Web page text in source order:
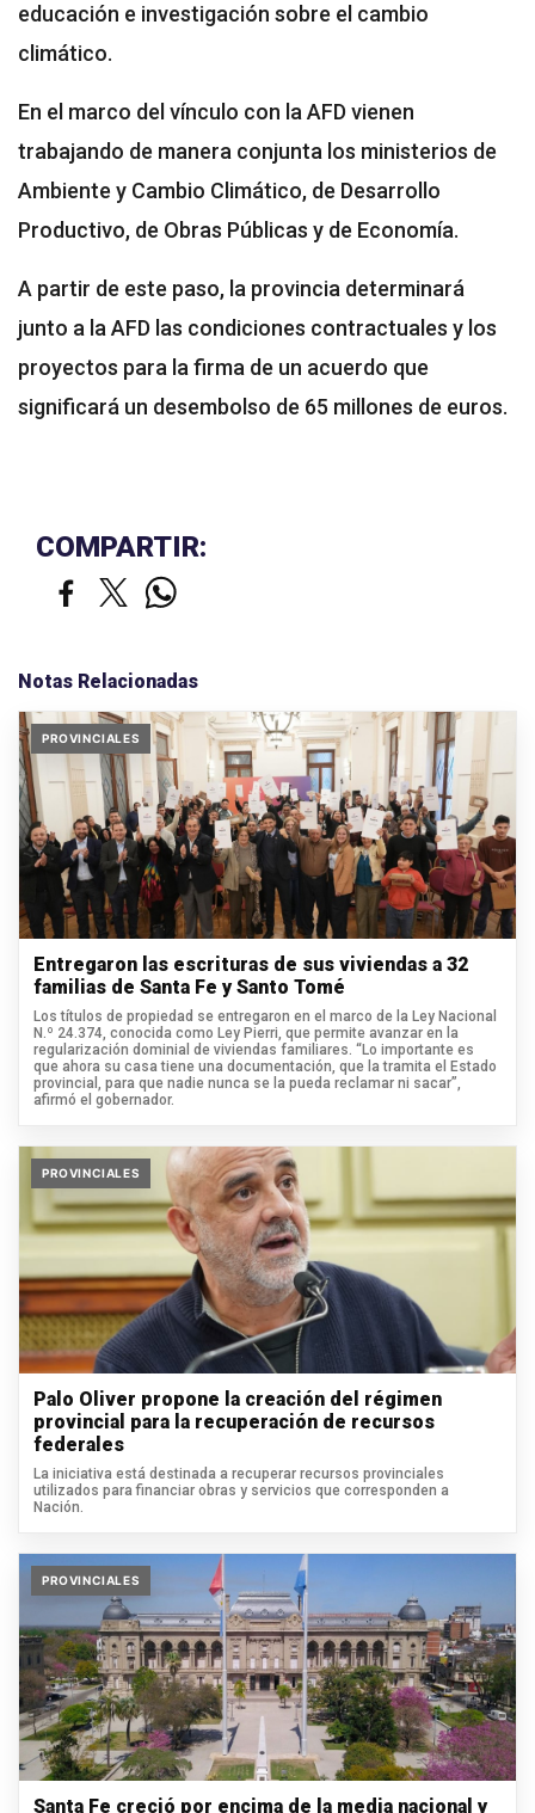
educación e investigación sobre el cambio
climático.
En el marco del vínculo con la AFD vienen
trabajando de manera conjunta los ministerios de
Ambiente y Cambio Climático, de Desarrollo
Productivo, de Obras Públicas y de Economía.
A partir de este paso, la provincia determinará
junto a la AFD las condiciones contractuales y los
proyectos para la firma de un acuerdo que
significará un desembolso de 65 millones de euros.
COMPARTIR:
Notas Relacionadas
PROVINCIALES
Entregaron las escrituras de sus viviendas a 32
familias de Santa Fe y Santo Tomé
Los títulos de propiedad se entregaron en el marco de la Ley Nacional
N.º 24.374, conocida como Ley Pierri, que permite avanzar en la
regularización dominial de viviendas familiares. “Lo importante es
que ahora su casa tiene una documentación, que la tramita el Estado
provincial, para que nadie nunca se la pueda reclamar ni sacar”,
afirmó el gobernador.
PROVINCIALES
Palo Oliver propone la creación del régimen
provincial para la recuperación de recursos
federales
La iniciativa está destinada a recuperar recursos provinciales
utilizados para financiar obras y servicios que corresponden a
Nación.
PROVINCIALES
Santa Fe creció por encima de la media nacional y